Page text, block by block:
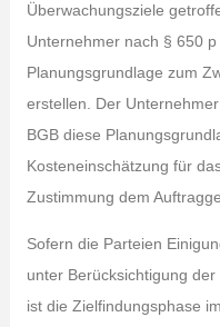
Überwachungsziele
Unternehmer nach § 650
Planungsgrundlage zum
erstellen. Der
BGB diese
Kosteneinschätzung für
Zustimmung dem
Sofern die Parteien
unter Berücksichtigung
ist die Zielfindungsphase